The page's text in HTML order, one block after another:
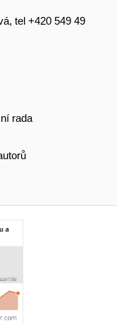
tel +420 549 49
rada